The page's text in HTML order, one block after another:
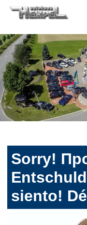
Sorry!
siento!